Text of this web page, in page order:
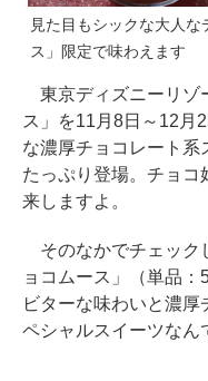
見た目もシックな大人
ス」限定で味わえます
東京ディズニーリゾ
ス」を11月8日～12月
な濃厚チョコレート系
たっぷり登場。チョコ
来しますよ。
そのなかでチェック
ョコムース」（単品
ビターな味わいと濃
ペシャルスイーツなん